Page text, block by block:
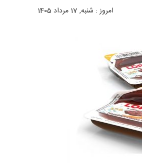
امروز : شنبه, 17 مرداد 1405